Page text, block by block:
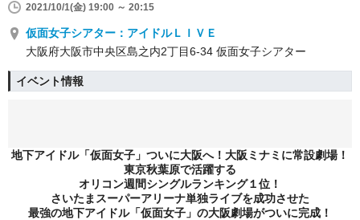
2021/10/1(金) 19:00 ～ 20:15
仮面女子シアター：アイドルＬＩＶＥ
大阪府大阪市中央区島之内2丁目6-34 仮面女子シアター
イベント情報
地下アイドル「仮面女子」ついに大阪へ！大阪ミナミに常設劇場！
東京秋葉原で活躍する
オリコン週間シングルランキング１位！
さいたまスーパーアリーナ単独ライブを成功させた
最強の地下アイドル「仮面女子」の大阪劇場がついに完成！